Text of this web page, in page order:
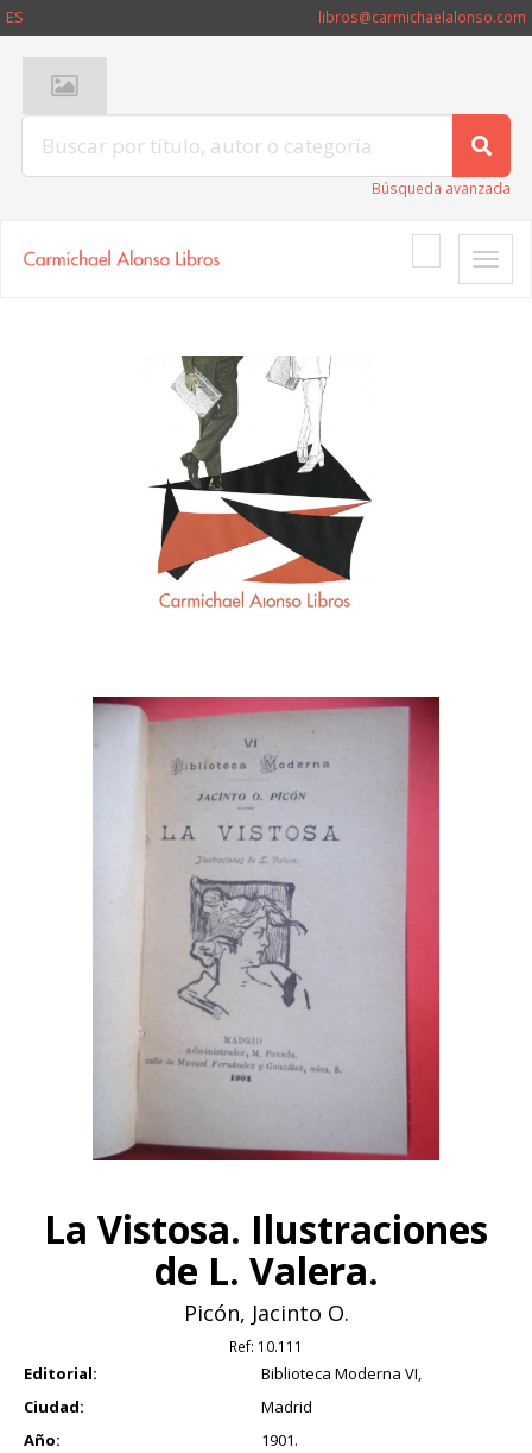
ES libros@carmichaelalonso.com
Búsqueda avanzada
Toggle
La Vistosa. Ilustraciones
de L. Valera.
Picón, Jacinto O.
Ref: 10.111
Editorial:
Biblioteca Moderna VI,
Ciudad:
Madrid
Año:
1901.